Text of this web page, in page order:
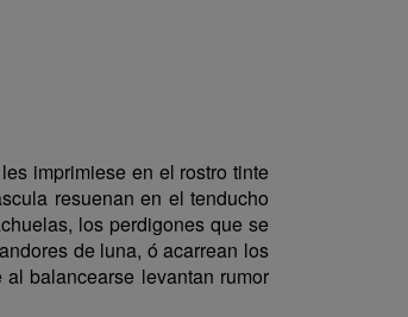
imprimiese en el rostro tinte
resuenan en el tenducho
los perdigones que se
de luna, ó acarrean los
balancearse levantan rumor